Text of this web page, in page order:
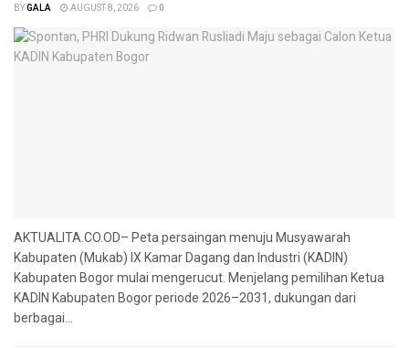
BYGALA AUGUST 8, 2026 0
AKTUALITA.CO.OD– Peta persaingan menuju Musyawarah
Kabupaten (Mukab) IX Kamar Dagang dan Industri (KADIN)
Kabupaten Bogor mulai mengerucut. Menjelang pemilihan Ketua
KADIN Kabupaten Bogor periode 2026–2031, dukungan dari
berbagai...